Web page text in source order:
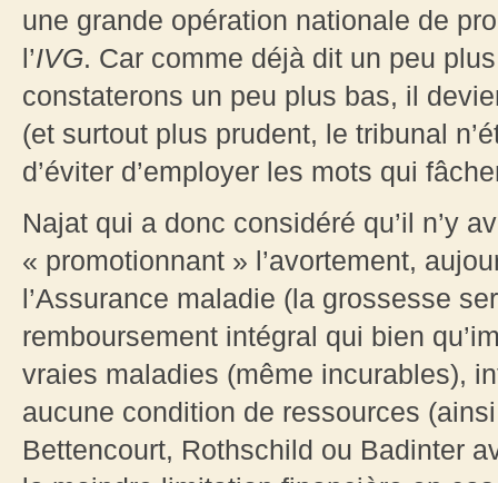
une grande opération nationale de
l’IVG. Car comme déjà dit un peu
constaterons un peu plus bas, il
(et surtout plus prudent, le tribunal
d’éviter d’employer les mots qui
Najat qui a donc considéré qu’il n’y
« promotionnant » l’avortement,
l’Assurance maladie (la grossesse
remboursement intégral qui bien
vraies maladies (même incurables),
aucune condition de ressources
Bettencourt, Rothschild ou Badinter